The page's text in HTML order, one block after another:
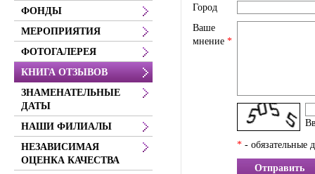
Город
Ваше
мнение *
* - обязательные
Отправить
ФОНДЫ
МЕРОПРИЯТИЯ
ФОТОГАЛЕРЕЯ
КНИГА ОТЗЫВОВ
ЗНАМЕНАТЕЛЬНЫЕ
ДАТЫ
НАШИ ФИЛИАЛЫ
НЕЗАВИСИМАЯ
ОЦЕНКА КАЧЕСТВА